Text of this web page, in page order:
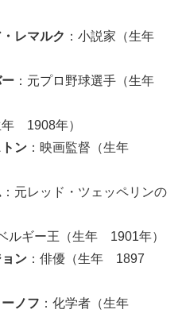
レマルク ：小説家（生年
：元プロ野球選手（生年
年 1908年）
ン ：映画監督（生年
：元レッド・ツェッペリンの
ルギー王（生年 1901年）
ン ：俳優（生年 1897
ノフ ：化学者（生年